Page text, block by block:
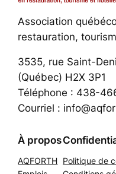
Association
restauration,
3535, rue Saint-
(Québec) H2X 3P1
Téléphone : 438-
Courriel :
À propos
AQFORTH Politique de